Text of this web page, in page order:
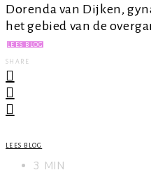
Dorenda van Dijken,
het gebied van de
LEES BLOG
SHARE
LEES BLOG
3 MIN